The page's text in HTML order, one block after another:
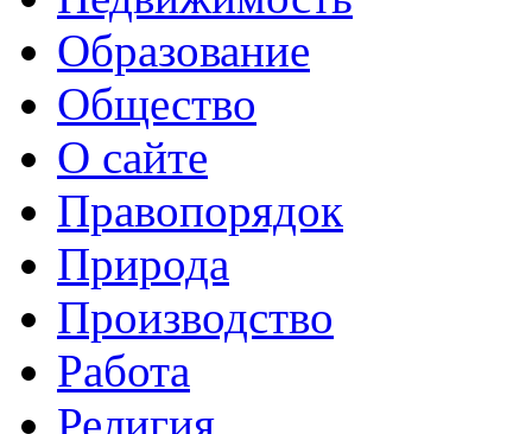
Образование
Общество
О сайте
Правопорядок
Природа
Производство
Работа
Религия